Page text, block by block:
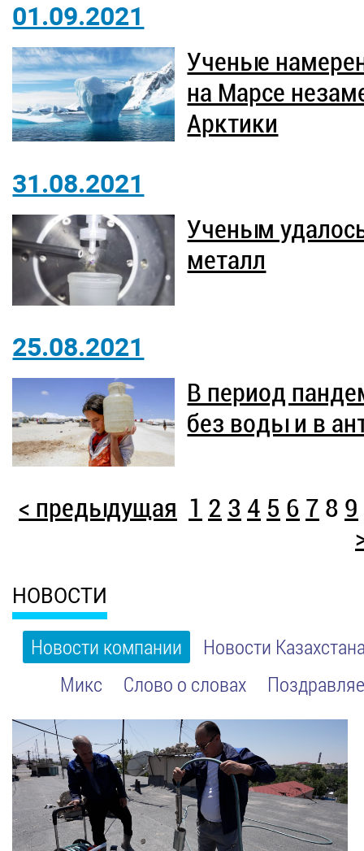
01.09.2021
Ученые
на Марсе
Арктики
31.08.2021
Ученым
металл
25.08.2021
В период
без воды и в
< предыдущая 1 2 3 4 5 6 7 8 9
НОВОСТИ
Новости компании
Новости
Микс
Слово о словах